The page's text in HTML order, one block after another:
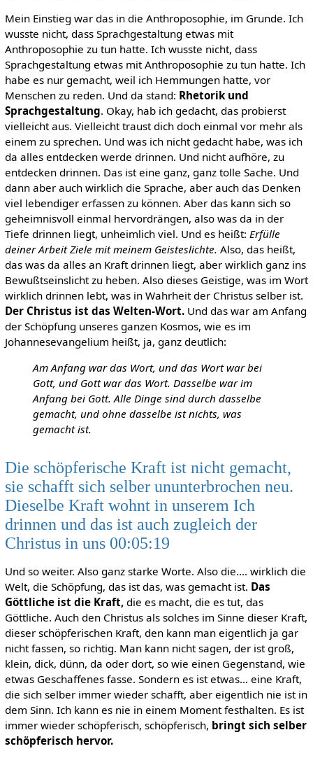
Mein Einstieg war das in die Anthroposophie, im Grunde. Ich
wusste nicht, dass Sprachgestaltung etwas mit
Anthroposophie zu tun hatte. Ich wusste nicht, dass
Sprachgestaltung etwas mit Anthroposophie zu tun hatte. Ich
habe es nur gemacht, weil ich Hemmungen hatte, vor
Menschen zu reden. Und da stand: Rhetorik und
Sprachgestaltung. Okay, hab ich gedacht, das probierst
vielleicht aus. Vielleicht traust dich doch einmal vor mehr als
einem zu sprechen. Und was ich nicht gedacht habe, was ich
da alles entdecken werde drinnen. Und nicht aufhöre, zu
entdecken drinnen. Das ist eine ganz, ganz tolle Sache. Und
dann aber auch wirklich die Sprache, aber auch das Denken
viel lebendiger erfassen zu können. Aber das kann sich so
geheimnisvoll einmal hervordrängen, also was da in der
Tiefe drinnen liegt, unheimlich viel. Und es heißt: Erfülle
deiner Arbeit Ziele mit meinem Geisteslichte. Also, das heißt,
das was da alles an Kraft drinnen liegt, aber wirklich ganz ins
Bewußtseinslicht zu heben. Also dieses Geistige, was im Wort
wirklich drinnen lebt, was in Wahrheit der Christus selber ist.
Der Christus ist das Welten-Wort.Und das war am Anfang
der Schöpfung unseres ganzen Kosmos, wie es im
Johannesevangelium heißt, ja, ganz deutlich:
Am Anfang war das Wort, und das Wort war bei
Gott, und Gott war das Wort. Dasselbe war im
Anfang bei Gott. Alle Dinge sind durch dasselbe
gemacht, und ohne dasselbe ist nichts, was
gemacht ist.
Die schöpferische Kraft ist nicht gemacht,
sie schafft sich selber ununterbrochen neu.
Dieselbe Kraft wohnt in unserem Ich
drinnen und das ist auch zugleich der
Christus in uns 00:05:19
Und so weiter. Also ganz starke Worte. Also die.... wirklich die
Welt, die Schöpfung, das ist das, was gemacht ist. Das
Göttliche ist die Kraft,die es macht, die es tut, das
Göttliche. Auch den Christus als solches im Sinne dieser Kraft,
dieser schöpferischen Kraft, den kann man eigentlich ja gar
nicht fassen, so richtig. Man kann nicht sagen, der ist groß,
klein, dick, dünn, da oder dort, so wie einen Gegenstand, wie
etwas Geschaffenes fasse. Sondern es ist etwas... eine Kraft,
die sich selber immer wieder schafft, aber eigentlich nie ist in
dem Sinn. Ich kann es nie in einem Moment festhalten. Es ist
immer wieder schöpferisch, schöpferisch, bringt sich selber
schöpferisch hervor.